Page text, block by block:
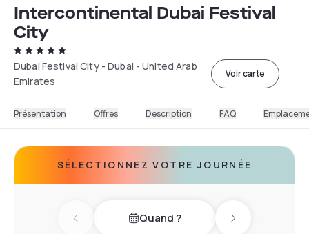
Intercontinental Dubai Festival
City
Dubai Festival City - Dubai - United Arab
Emirates
Voir carte
Présentation Offres Description FAQ
SÉLECTIONNEZ VOTRE JOURNÉE
Previous dayQuand ? Next day